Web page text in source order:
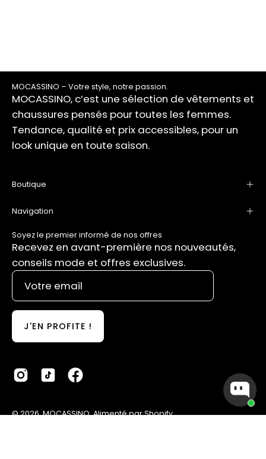
MOCASSINO – Votre style, notre passion.
MOCASSINO, c’est une sélection de vêtements et
chaussures pensés pour toutes les femmes.
Tendance, qualité et prix accessibles, pour un
look unique en toute saison.
Boutique
Navigation
Soyez le premier informé de nos offres
Recevez en avant-première nos nouveautés,
conseils mode et offres exclusives.
J'EN PROFITE !
© 2026,MOCASSINO.Alimenté parShopify.